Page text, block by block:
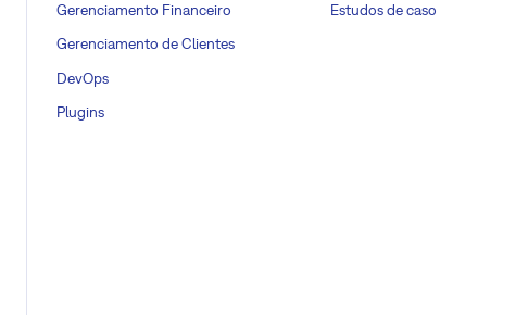
Gerenciamento Financeiro
Gerenciamento de Clientes
DevOps
Plugins
Estudos de caso